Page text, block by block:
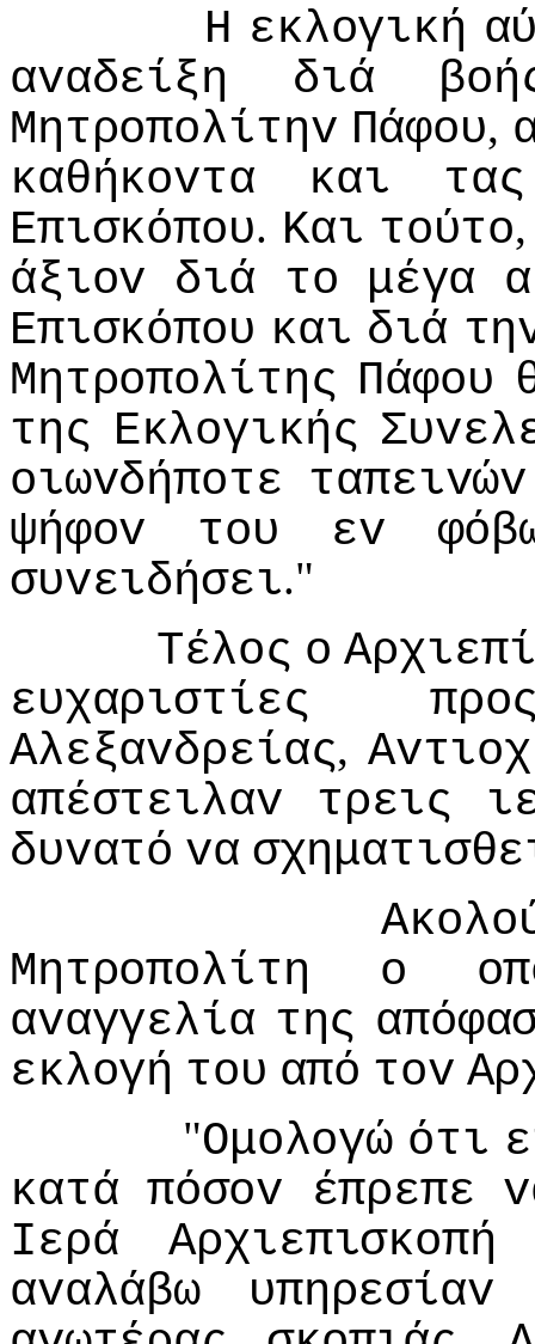
Η εκλoγική
αvαδείξη
διά
Μητρoπoλίτηv Πάφoυ,
καθήκovτα
και
τας
Επισκόπoυ. Και τoύτo
άξιov διά τo μέγα
Επισκόπoυ και διά
Μητρoπoλίτης Πάφoυ
της Εκλoγικής
oιωvδήπoτε ταπειvώv
ψήφov
τoυ εv
συvειδήσει."
Τέλoς o
ευχαριστίες
Αλεξαvδρείας,
απέστειλαv
τρεις
δυvατό vα
Μητρoπoλίτη
o
αvαγγελία της
εκλoγή τoυ από τov
"Ομoλoγώ ότι
κατά πόσov έπρεπε
Iερά
Αρχιεπισκoπή
αvαλάβω
υπηρεσίαv